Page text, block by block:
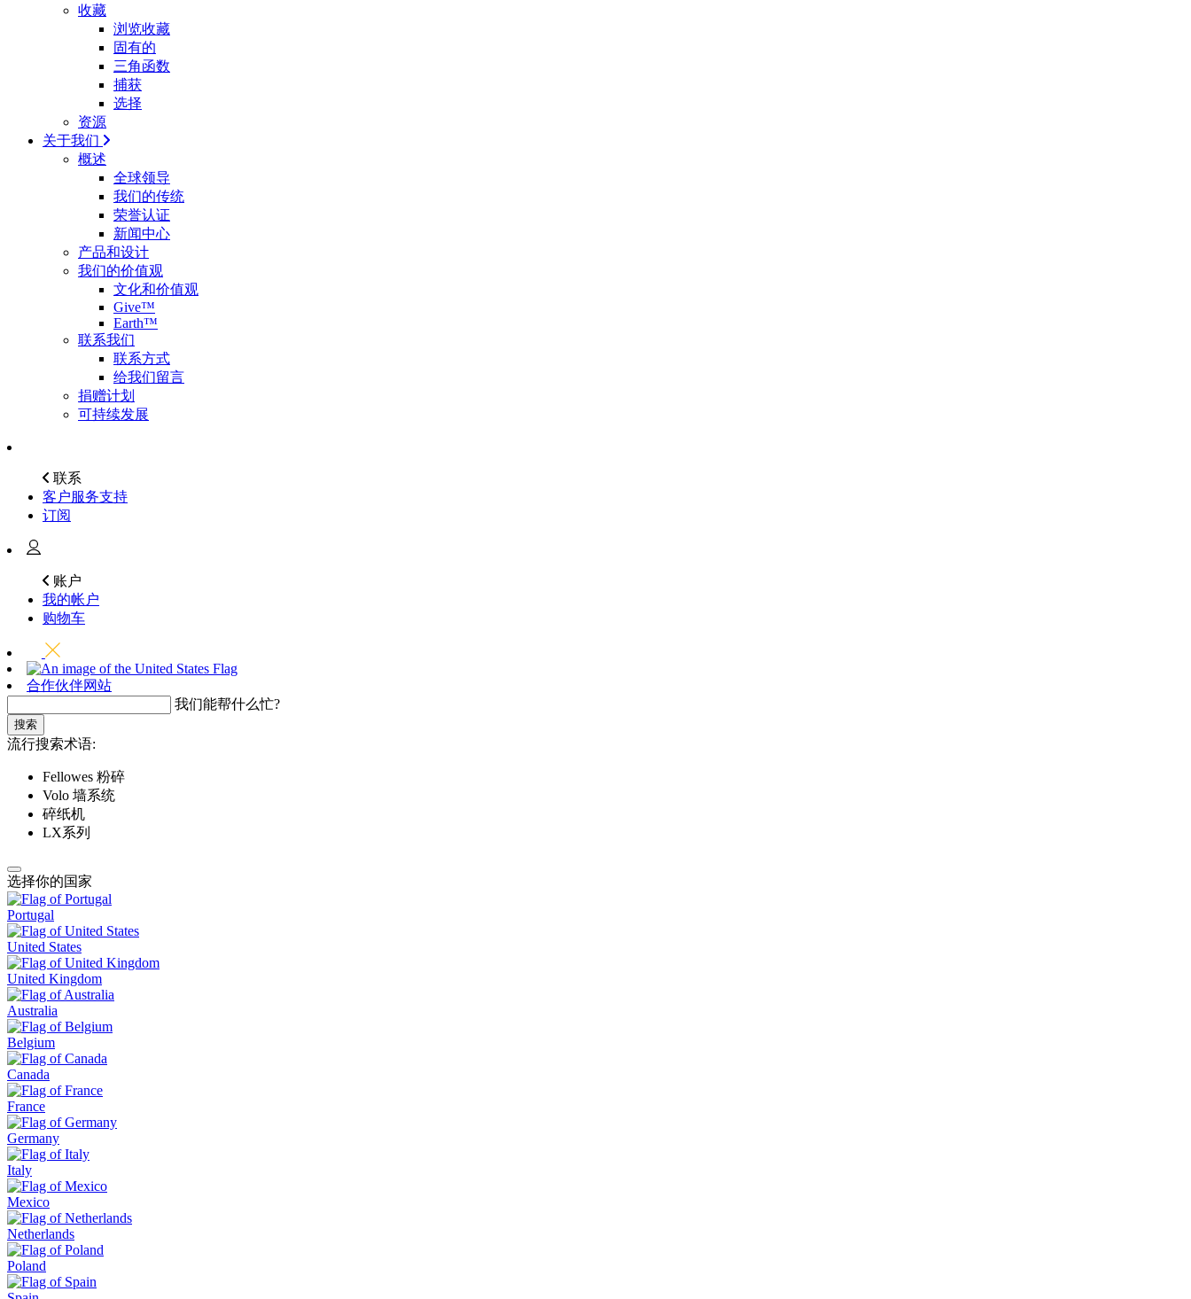
收藏
浏览收藏
固有的
三角函数
捕获
选择
资源
关于我们
概述
全球领导
我们的传统
荣誉认证
新闻中心
产品和设计
我们的价值观
文化和价值观
Give™
Earth™
联系我们
联系方式
给我们留言
捐赠计划
可持续发展
联系
客户服务支持
订阅
账户
我的帐户
购物车
合作伙伴网站
我们能帮什么忙?
搜索
流行搜索术语:
Fellowes 粉碎
Volo 墙系统
碎纸机
LX系列
选择你的国家
Portugal
United States
United Kingdom
Australia
Belgium
Canada
France
Germany
Italy
Mexico
Netherlands
Poland